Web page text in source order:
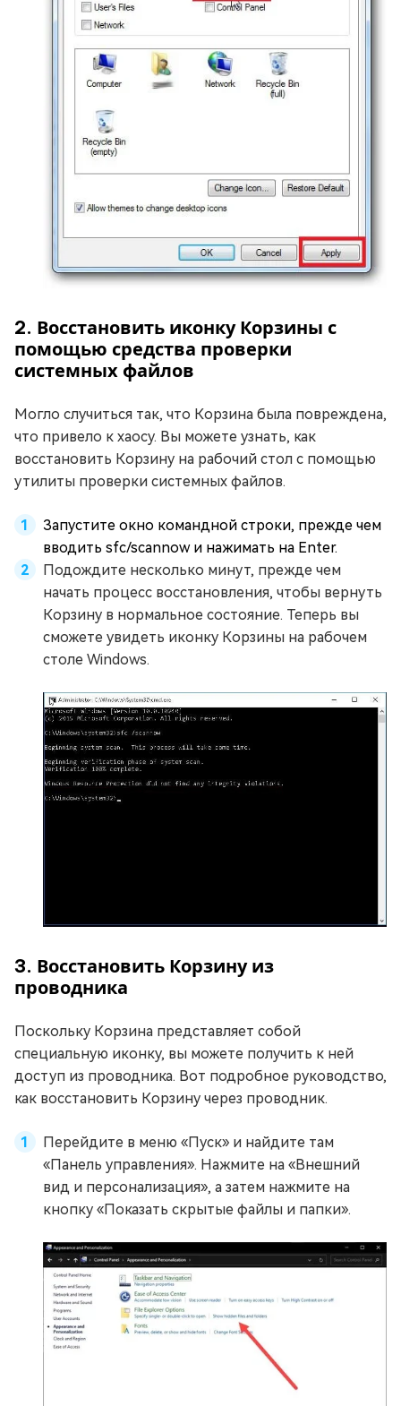
2. Восстановить иконку Корзины с
помощью средства проверки
системных файлов
Могло случиться так, что Корзина была повреждена,
что привело к хаосу. Вы можете узнать, как
восстановить Корзину на рабочий стол с помощью
утилиты проверки системных файлов.
Запустите окно командной строки, прежде чем
вводить sfc/scannow и нажимать на Enter.
Подождите несколько минут, прежде чем
начать процесс восстановления, чтобы вернуть
Корзину в нормальное состояние. Теперь вы
сможете увидеть иконку Корзины на рабочем
столе Windows.
3. Восстановить Корзину из
проводника
Поскольку Корзина представляет собой
специальную иконку, вы можете получить к ней
доступ из проводника. Вот подробное руководство,
как восстановить Корзину через проводник.
Перейдите в меню «Пуск» и найдите там
«Панель управления». Нажмите на «Внешний
вид и персонализация», а затем нажмите на
кнопку «Показать скрытые файлы и папки».